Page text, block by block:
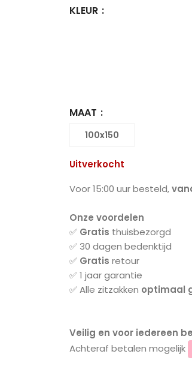
KLEUR
MAAT
100x150
Uitverkocht
Voor 15:00 uur besteld,
Onze voordelen
✅ Gratis thuisbezorgd
✅ 30 dagen bedenktijd
✅ Gratis retour
✅ 1 jaar garantie
✅ Alle zitzakken optimaal
Veilig en voor iedereen
Achteraf betalen mogelijk